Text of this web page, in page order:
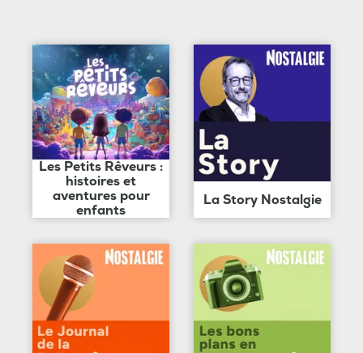
Les Petits Rêveurs :
histoires et
aventures pour
enfants
La Story Nostalgie